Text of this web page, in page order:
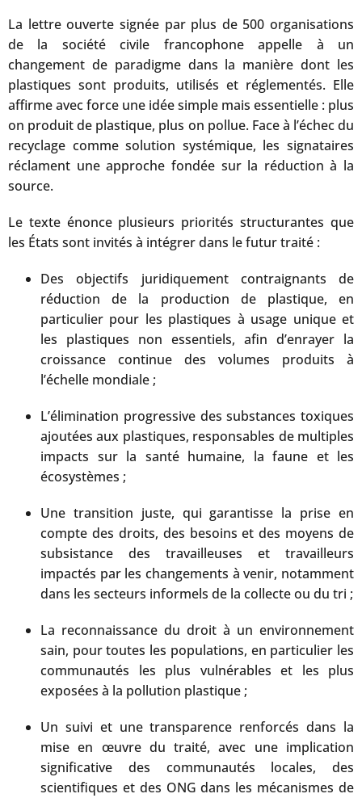
La lettre ouverte signée par plus de 500 organisations
de la société civile francophone appelle à un
changement de paradigme dans la manière dont les
plastiques sont produits, utilisés et réglementés. Elle
affirme avec force une idée simple mais essentielle : plus
on produit de plastique, plus on pollue. Face à l’échec du
recyclage comme solution systémique, les signataires
réclament une approche fondée sur la réduction à la
source.
Le texte énonce plusieurs priorités structurantes que
les États sont invités à intégrer dans le futur traité :
Des objectifs juridiquement contraignants de
réduction de la production de plastique, en
particulier pour les plastiques à usage unique et
les plastiques non essentiels, afin d’enrayer la
croissance continue des volumes produits à
l’échelle mondiale ;
L’élimination progressive des substances toxiques
ajoutées aux plastiques, responsables de multiples
impacts sur la santé humaine, la faune et les
écosystèmes ;
Une transition juste, qui garantisse la prise en
compte des droits, des besoins et des moyens de
subsistance des travailleuses et travailleurs
impactés par les changements à venir, notamment
dans les secteurs informels de la collecte ou du tri ;
La reconnaissance du droit à un environnement
sain, pour toutes les populations, en particulier les
communautés les plus vulnérables et les plus
exposées à la pollution plastique ;
Un suivi et une transparence renforcés dans la
mise en œuvre du traité, avec une implication
significative des communautés locales, des
scientifiques et des ONG dans les mécanismes de